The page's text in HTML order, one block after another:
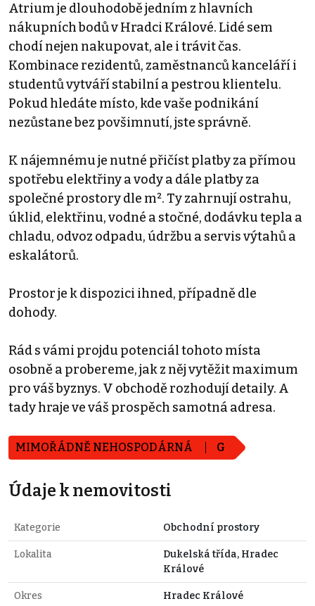
Atrium je dlouhodobě jedním z hlavních
nákupních bodů v Hradci Králové. Lidé sem
chodí nejen nakupovat, ale i trávit čas.
Kombinace rezidentů, zaměstnanců kanceláří i
studentů vytváří stabilní a pestrou klientelu.
Pokud hledáte místo, kde vaše podnikání
nezůstane bez povšimnutí, jste správně.
K nájemnému je nutné přičíst platby za přímou
spotřebu elektřiny a vody a dále platby za
společné prostory dle m². Ty zahrnují ostrahu,
úklid, elektřinu, vodné a stočné, dodávku tepla a
chladu, odvoz odpadu, údržbu a servis výtahů a
eskalátorů.
Prostor je k dispozici ihned, případně dle
dohody.
Rád s vámi projdu potenciál tohoto místa
osobně a probereme, jak z něj vytěžit maximum
pro váš byznys. V obchodě rozhodují detaily. A
tady hraje ve váš prospěch samotná adresa.
MIMOŘÁDNĚ NEHOSPODÁRNÁ G
Údaje k nemovitosti
Kategorie Obchodní prostory
Lokalita
Dukelská třída, Hradec
Králové
Okres Hradec Králové